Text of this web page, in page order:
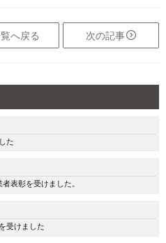
た
表彰を受けました。
受けました
へ 戻る 次の記事